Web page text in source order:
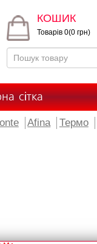
КОШИК
Товарів 0(0 грн)
сітка
Afina Термо